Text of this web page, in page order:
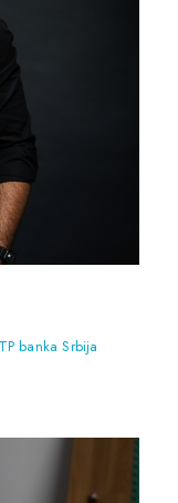
banka Srbija